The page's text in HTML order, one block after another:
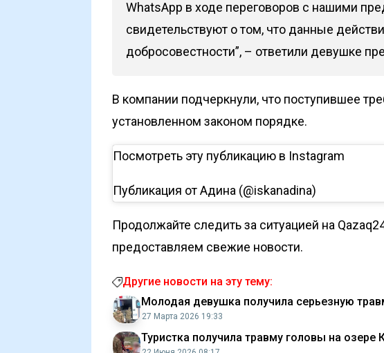
WhatsApp в ходе переговоров с нашими
свидетельствуют о том, что данные
добросовестности”, – ответили девушке
В компании подчеркнули, что поступившее
установленном законом порядке.
Посмотреть эту публикацию в Instagram
Публикация от Адина (@iskanadina)
Продолжайте следить за ситуацией на
предоставляем свежие новости.
Другие новости на эту тему:
Молодая девушка получила серьезную
27 Марта 2026 19:33
Туристка получила травму головы на озере